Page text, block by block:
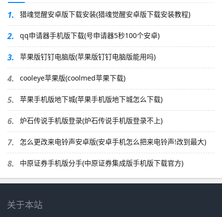
1. 猎魂觉醒安卓版下载安装(猎魂觉醒安卓版下载安装教程)
2. qq申请器手机版下载(号申请器5秒100个安卓)
3. 苹果版钉钉电脑版(苹果版钉钉电脑版能用吗)
4. cooleye苹果版(coolmed苹果下载)
5. 苹果手机版地下城(苹果手机版地下城怎么下载)
6. 炉石传说手机版登录(炉石传说手机版登录不上)
7. 怎么更改来电铃声安卓版(安卓手机怎么把来电铃声!改到最大)
8. 中原证券手机版分手(中原证券集成版手机版下载官方)
关于本站